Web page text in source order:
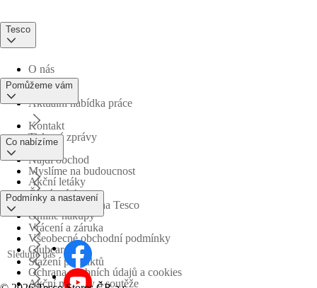
Tesco
O nás
Aktuální nabídka práce
Tiskové zprávy
Myslíme na budoucnost
Obchodní skupina Tesco
Pomůžeme vám
Kontakt
Najdi obchod
Časté otázky
Vrácení a záruka
Stažení produktů
Co nabízíme
Akční letáky
Online nákupy
Clubcard
Akční nabídky a soutěže
Podmínky a nastavení
Všeobecné obchodní podmínky
Ochrana osobních údajů a cookies
Sledujte nás